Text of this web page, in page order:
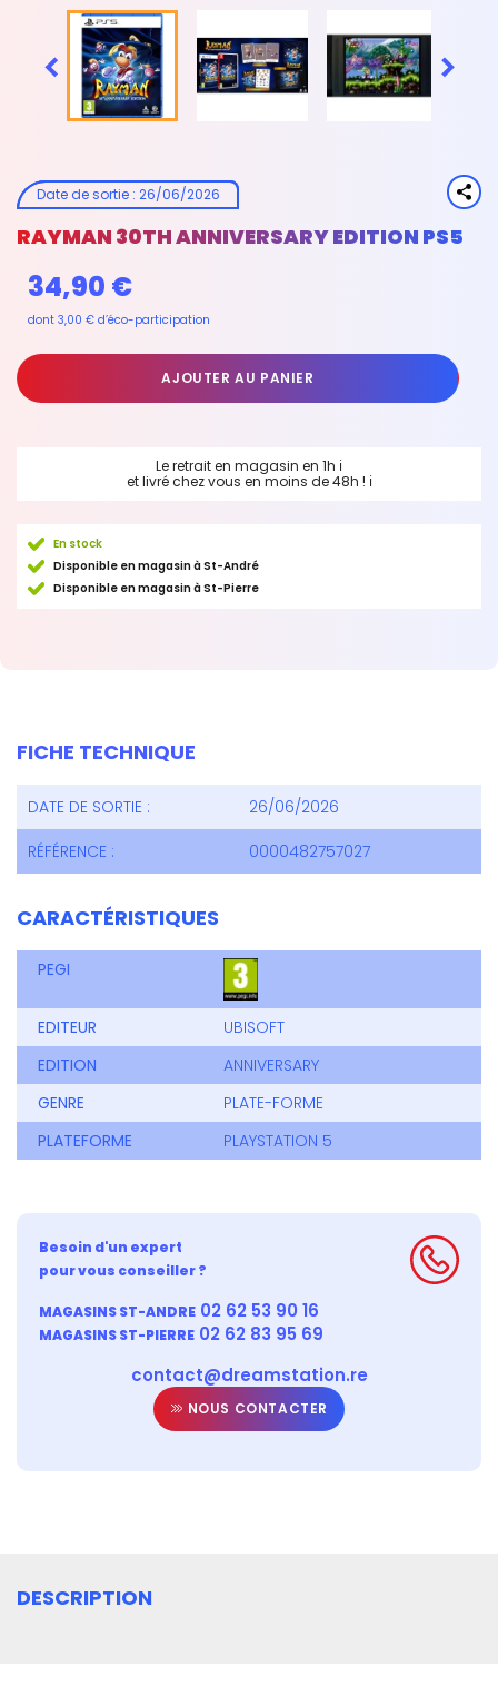
 
Date de sortie: 26/06/2026
RAYMAN 30TH ANNIVERSARY EDITION PS5
34,90 €
dont 3,00 € d’éco-participation
AJOUTER AU PANIER
Le retrait en magasin en 1h ℹ
et livré chez vous en moins de 48h ! ℹ
En stock
Disponible en magasin à St-André
Disponible en magasin à St-Pierre
FICHE TECHNIQUE
DATE DE SORTIE :
26/06/2026
RÉFÉRENCE :
0000482757027
CARACTÉRISTIQUES
PEGI
EDITEUR
UBISOFT
EDITION
ANNIVERSARY
GENRE
PLATE-FORME
PLATEFORME
PLAYSTATION 5
Besoin d'un expert
pour vous conseiller ?
MAGASINS ST-ANDRE 02 62 53 90 16
MAGASINS ST-PIERRE 02 62 83 95 69
contact@dreamstation.re
NOUS CONTACTER
DESCRIPTION